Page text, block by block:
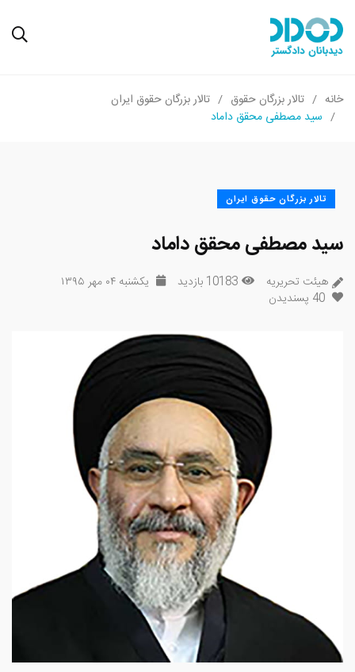
خانه تالار بزرگان حقوق
تالار بزرگان حقوق ایران
سید مصطفی محقق داماد
تالار بزرگان حقوق ایران
سید مصطفی محقق داماد
هیئت تحریریه 10183 بازدید
یکشنبه ۰۴ مهر ۱۳۹۵
40 پسندیدن